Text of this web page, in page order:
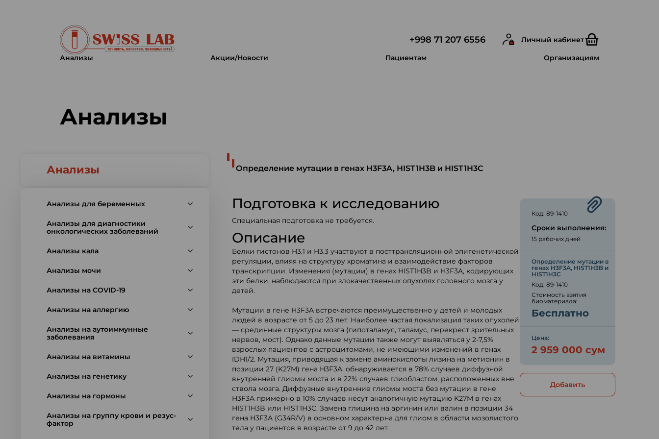
+998 71 207 6556 Личный кабинет
Анализы Акции/Новости Пациентам Организациям
Анализы
Анализы
Анализы для беременных
Анализы для диагностики
онкологических заболеваний
Анализы кала
Анализы мочи
Анализы на COVID-19
Анализы на аллергию
Анализы на аутоиммунные
заболевания
Анализы на витамины
Анализы на генетику
Анализы на гормоны
Анализы на группу крови и резус-
фактор
Определение мутации в генах H3F3A, HIST1H3B и HIST1H3С
Подготовка к исследованию
Специальная подготовка не требуется.
Описание
Белки гистонов H3.1 и H3.3 участвуют в посттрансляционной эпигенетической
регуляции, влияя на структуру хроматина и взаимодействие факторов
транскрипции. Изменения (мутации) в генах HIST1H3B и H3F3A, кодирующих
эти белки, наблюдаются при злокачественных опухолях головного мозга у
детей.
Мутации в гене H3F3A встречаются преимущественно у детей и молодых
людей в возрасте от 5 до 23 лет. Наиболее частая локализация таких опухолей
— срединные структуры мозга (гипоталамус, таламус, перекрест зрительных
нервов, мост). Однако данные мутации также могут выявляться у 2-7,5%
взрослых пациентов с астроцитомами, не имеющими изменений в генах
IDH1/2. Мутация, приводящая к замене аминокислоты лизина на метионин в
позиции 27 (K27M) гена H3F3A, обнаруживается в 78% случаев диффузной
внутренней глиомы моста и в 22% случаев глиобластом, расположенных вне
ствола мозга. Диффузные внутренние глиомы моста без мутации в гене
H3F3A примерно в 10% случаев несут аналогичную мутацию K27M в генах
HIST1H3B или HIST1H3C. Замена глицина на аргинин или валин в позиции 34
гена H3F3A (G34R/V) в основном характерна для глиом в области мозолистого
тела у пациентов в возрасте от 9 до 42 лет.
Код: 89-1410
Сроки выполнения:
15 рабочих дней
Определение мутации в
генах H3F3A, HIST1H3B и
HIST1H3С
Код: 89-1410
Стоимость взятия
биоматериала:
Бесплатно
Цена:
2 959 000 сум
Добавить